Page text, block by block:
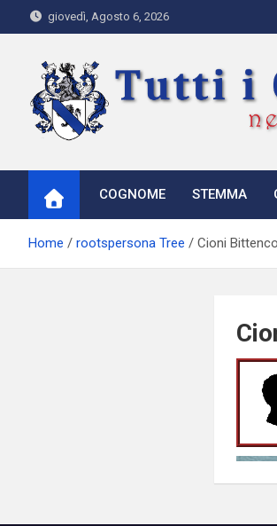
to
giovedì, Agosto 6, 2026
Tutti i Cioni nel
COGNOME STEMMA
Home rootspersona Tree Cioni